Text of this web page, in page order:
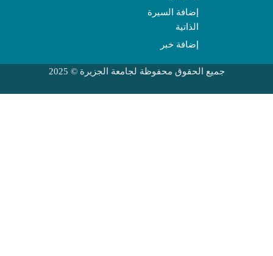
إضافة السيرة
إضافة خبر
جميع الحقوق محفوظة لجامعة الجزيرة © 2025